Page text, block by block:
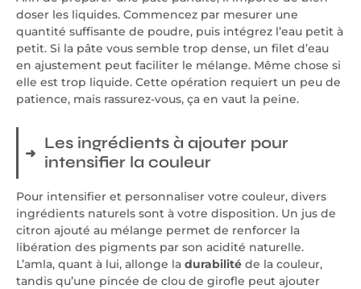
doser les liquides. Commencez par mesurer une
quantité suffisante de poudre, puis intégrez l’eau petit à
petit. Si la pâte vous semble trop dense, un filet d’eau
en ajustement peut faciliter le mélange. Même chose si
elle est trop liquide. Cette opération requiert un peu de
patience, mais rassurez-vous, ça en vaut la peine.
Les ingrédients à ajouter pour
intensifier la couleur
Pour intensifier et personnaliser votre couleur, divers
ingrédients naturels sont à votre disposition. Un jus de
citron ajouté au mélange permet de renforcer la
libération des pigments par son acidité naturelle.
L’amla, quant à lui, allonge la durabilité de la couleur,
tandis qu’une pincée de clou de girofle peut ajouter